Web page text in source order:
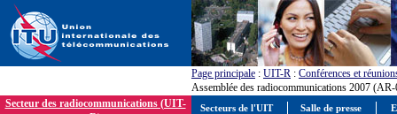
Page principale : UIT-R : Conférences et
Assemblée des radiocommunications 2007
Secteur des radiocommunications (UIT-
Secteurs de l'UIT Salle de presse